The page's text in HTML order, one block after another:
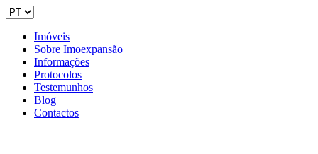
Imóveis
Sobre Imoexpansão
Informações
Protocolos
Testemunhos
Blog
Contactos